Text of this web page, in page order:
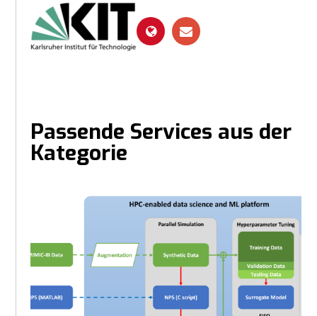
Passende Services aus der
Kategorie